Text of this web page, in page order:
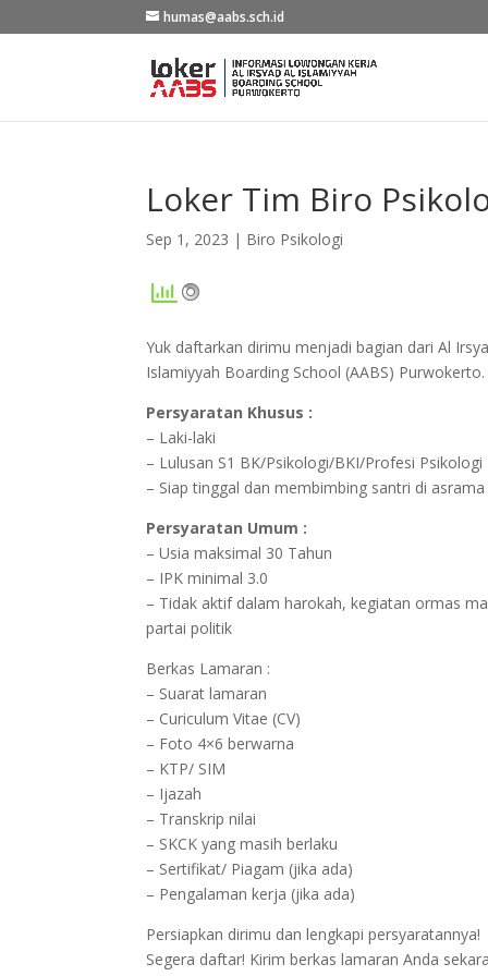
humas@aabs.sch.id
Loker Tim Biro
Sep 1, 2023 | Biro Psikologi
Yuk daftarkan dirimu menjadi bagian dari Al
Islamiyyah Boarding School (AABS) Purwokerto.
Persyaratan Khusus :
– Laki-laki
– Lulusan S1 BK/Psikologi/BKI/Profesi Psikologi
– Siap tinggal dan membimbing santri di asrama
Persyaratan Umum :
– Usia maksimal 30 Tahun
– IPK minimal 3.0
– Tidak aktif dalam harokah, kegiatan ormas
partai politik
Berkas Lamaran :
– Suarat lamaran
– Curiculum Vitae (CV)
– Foto 4×6 berwarna
– KTP/ SIM
– Ijazah
– Transkrip nilai
– SKCK yang masih berlaku
– Sertifikat/ Piagam (jika ada)
– Pengalaman kerja (jika ada)
Persiapkan dirimu dan lengkapi persyaratannya!
Segera daftar! Kirim berkas lamaran Anda